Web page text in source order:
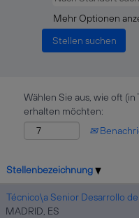
Mehr Optionen
Wählen Sie aus, wie oft
erhalten möchten:
Stellenbezeichnung
Técnico\a Senior Desarrollo
MADRID, ES